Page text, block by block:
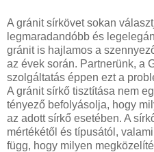
A gránit sírkövet sokan
legmaradandóbb és
gránit is hajlamos a
az évek során. Partnerünk, a
szolgáltatás éppen ezt a
A gránit sírkő tisztítása nem
tényező befolyásolja, hogy
az adott sírkő esetében. A
mértékétől és típusától,
függ, hogy milyen